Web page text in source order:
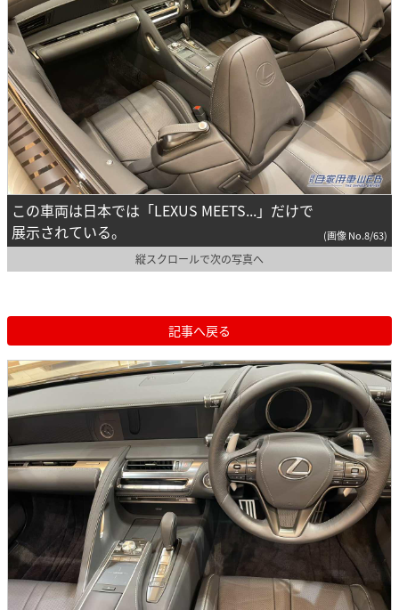
この車両は日本では「LEXUS MEETS...」だけで
展示されている。
(画像 No.8/63)
縦スクロールで次の写真へ
記事へ戻る